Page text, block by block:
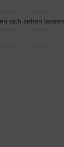
sich sehen lassen